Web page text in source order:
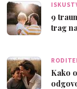
9
trag
Kako